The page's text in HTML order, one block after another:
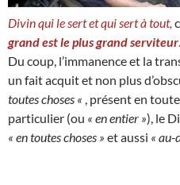
Divin qui le sert et qui sert à tout,
grand est le plus grand serviteur
Du coup, l’immanence et la
un fait acquit et non plus
toutes choses « , présent en
particulier (ou « en entier »), le
« en toutes choses » et aussi « au-